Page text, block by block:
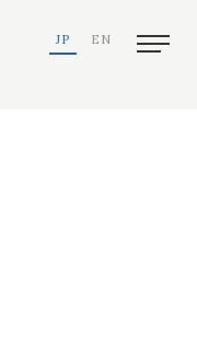
JP EN